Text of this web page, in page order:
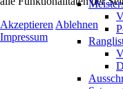
Akzeptieren Ablehnen
Impressum